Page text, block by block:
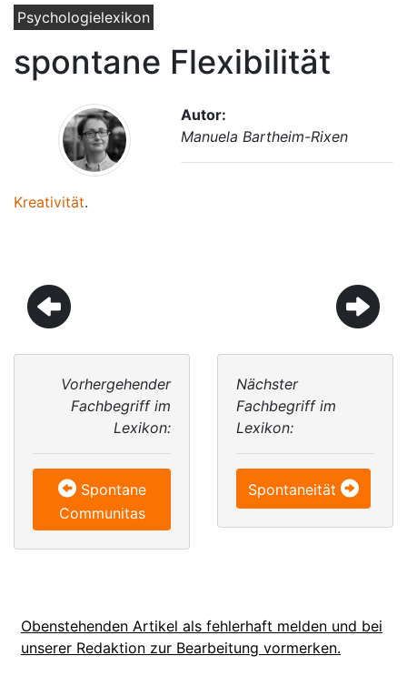
Psychologielexikon
spontane Flexibilität
Autor:
Manuela Bartheim-Rixen
Kreativität.
Vorhergehender
Fachbegriff im
Lexikon:
Spontane
Communitas
Nächster
Fachbegriff im
Lexikon:
Spontaneität
Obenstehenden Artikel als fehlerhaft melden und bei
unserer Redaktion zur Bearbeitung vormerken.